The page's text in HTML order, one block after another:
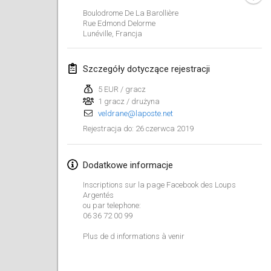
Boulodrome De La Barollière
Rue Edmond Delorme
Lunéville, Francja
Szczegóły dotyczące rejestracji
5 EUR / gracz
1 gracz / drużyna
veldrane@laposte.net
Rejestracja do: 26 czerwca 2019
Dodatkowe informacje
Inscriptions sur la page Facebook des Loups
Argentés
ou par telephone:
06 36 72 00 99
Plus de d informations à venir
luty 2019
2 lut 2019| Finlandia
Lumi Mölkky
9 lut 2019|Finlandia
9 lut 2019|Francja
OTH
16 lut 2019|
Indoor des Bouchons